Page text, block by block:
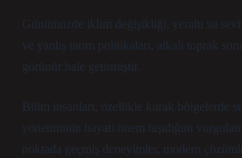
Günümüzde iklim değişikliği, yeraltı su
ve yanlış tarım politikaları, alkali toprak
görünür hale getirmiştir.
Bilim insanları, özellikle kurak bölgelerde
yönetiminin hayati önem taşıdığını
noktada geçmiş deneyimler, modern